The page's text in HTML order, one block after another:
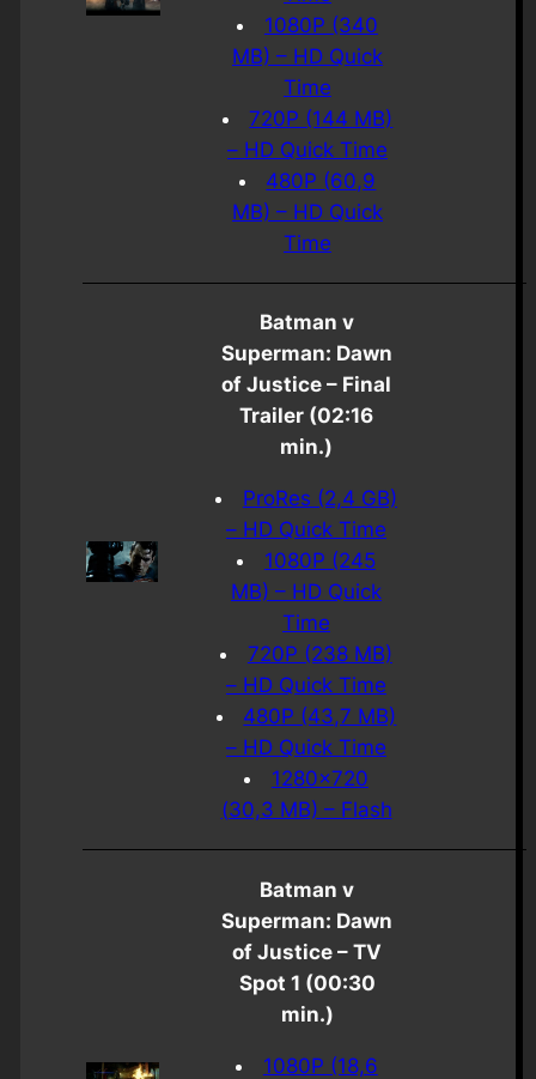
1080P (340
MB) – HD Quick
Time
720P (144 MB)
– HD Quick Time
480P (60,9
MB) – HD Quick
Time
Batman v
Superman: Dawn
of Justice – Final
Trailer (02:16
min.)
ProRes (2,4 GB)
– HD Quick Time
1080P (245
MB) – HD Quick
Time
720P (238 MB)
– HD Quick Time
480P (43,7 MB)
– HD Quick Time
1280×720
(30,3 MB) – Flash
Batman v
Superman: Dawn
of Justice – TV
Spot 1 (00:30
min.)
1080P (18,6